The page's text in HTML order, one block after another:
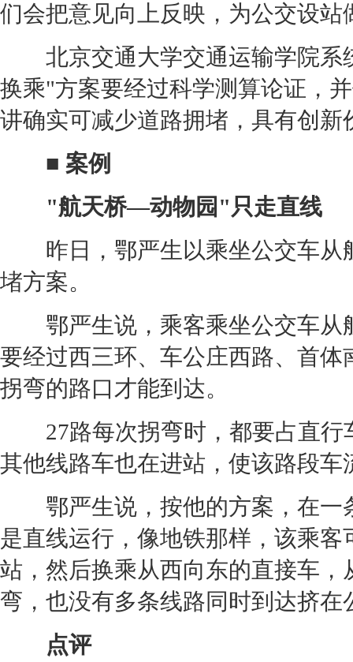
们会把意见向上反映，为公交设站
北京交通大学交通运输学院系
换乘"方案要经过科学测算论证，
讲确实可减少道路拥堵，具有创新
■ 案例
"航天桥—动物园"只走直线
昨日，鄂严生以乘坐公交车从
堵方案。
鄂严生说，乘客乘坐公交车从
要经过西三环、车公庄西路、首
拐弯的路口才能到达。
27路每次拐弯时，都要占直行
其他线路车也在进站，使该路段车
鄂严生说，按他的方案，在一
是直线运行，像地铁那样，该乘
站，然后换乘从西向东的直接车
弯，也没有多条线路同时到达挤在
点评